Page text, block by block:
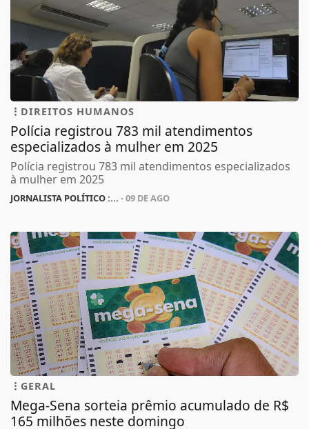
DIREITOS HUMANOS
Polícia registrou 783 mil atendimentos
especializados à mulher em 2025
Polícia registrou 783 mil atendimentos especializados
à mulher em 2025
JORNALISTA POLÍTICO :... - 09 DE AGO
GERAL
Mega-Sena sorteia prêmio acumulado de R$
165 milhões neste domingo